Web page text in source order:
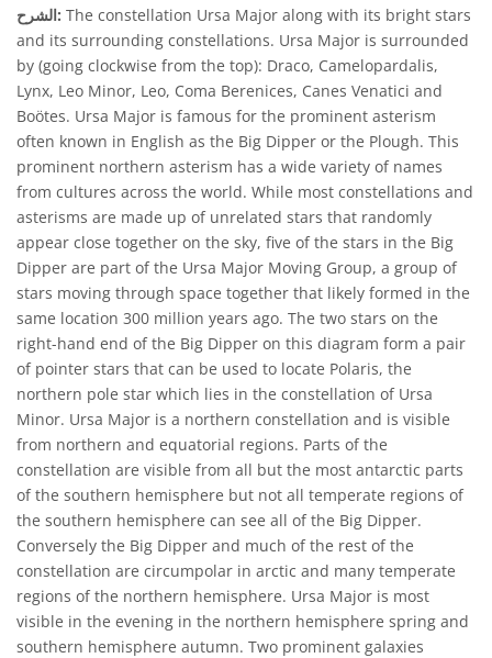
الشرح: The constellation Ursa Major along with its bright stars
and its surrounding constellations. Ursa Major is surrounded
by (going clockwise from the top): Draco, Camelopardalis,
Lynx, Leo Minor, Leo, Coma Berenices, Canes Venatici and
Boötes. Ursa Major is famous for the prominent asterism
often known in English as the Big Dipper or the Plough. This
prominent northern asterism has a wide variety of names
from cultures across the world. While most constellations and
asterisms are made up of unrelated stars that randomly
appear close together on the sky, five of the stars in the Big
Dipper are part of the Ursa Major Moving Group, a group of
stars moving through space together that likely formed in the
same location 300 million years ago. The two stars on the
right-hand end of the Big Dipper on this diagram form a pair
of pointer stars that can be used to locate Polaris, the
northern pole star which lies in the constellation of Ursa
Minor. Ursa Major is a northern constellation and is visible
from northern and equatorial regions. Parts of the
constellation are visible from all but the most antarctic parts
of the southern hemisphere but not all temperate regions of
the southern hemisphere can see all of the Big Dipper.
Conversely the Big Dipper and much of the rest of the
constellation are circumpolar in arctic and many temperate
regions of the northern hemisphere. Ursa Major is most
visible in the evening in the northern hemisphere spring and
southern hemisphere autumn. Two prominent galaxies